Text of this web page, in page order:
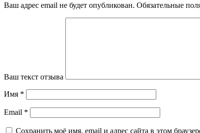
Ваш адрес email не будет опубликован. Обязательные
Ваш текст отзыва
Имя *
Email *
Сохранить моё имя, email и адрес сайта в этом